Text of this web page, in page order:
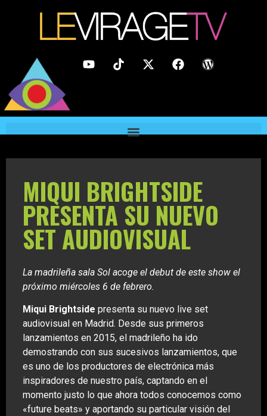
MIQUI BRIGHTSIDE
PRESENTA SU NUEVO
SET AUDIOVISUAL
La madrileña sala Sol acoge el debut de este show el
próximo miércoles 6 de febrero.
Miqui Brightside presenta su nuevo live set
audiovisual en Madrid. Desde sus primeros
lanzamientos en 2015, el madrileño ha ido
demostrando con sus sucesivos lanzamientos, que
es uno de los productores de electrónica más
inspiradores de nuestro país, captando en el
momento justo lo que ahora todos conocemos como
«future beats» y aportando su particular visión del